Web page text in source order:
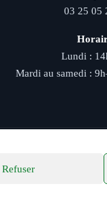
Refuser
03 25 05
Lundi :
Mardi au samedi :